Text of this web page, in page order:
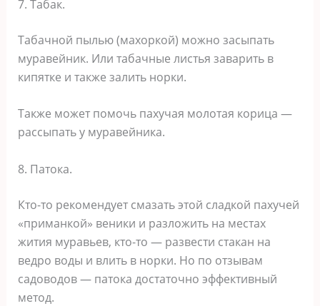
7. Табак.
Табачной пылью (махоркой) можно засыпать
муравейник. Или табачные листья заварить в
кипятке и также залить норки.
Также может помочь пахучая молотая корица —
рассыпать у муравейника.
8. Патока.
Кто-то рекомендует смазать этой сладкой пахучей
«приманкой» веники и разложить на местах
жития муравьев, кто-то — развести стакан на
ведро воды и влить в норки. Но по отзывам
садоводов — патока достаточно эффективный
метод.